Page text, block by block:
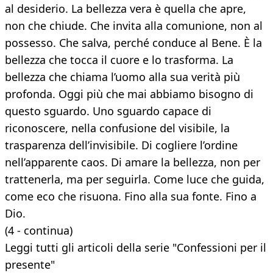
al desiderio. La bellezza vera è quella che apre,
non che chiude. Che invita alla comunione, non al
possesso. Che salva, perché conduce al Bene. È la
bellezza che tocca il cuore e lo trasforma. La
bellezza che chiama l’uomo alla sua verità più
profonda. Oggi più che mai abbiamo bisogno di
questo sguardo. Uno sguardo capace di
riconoscere, nella confusione del visibile, la
trasparenza dell’invisibile. Di cogliere l’ordine
nell’apparente caos. Di amare la bellezza, non per
trattenerla, ma per seguirla. Come luce che guida,
come eco che risuona. Fino alla sua fonte. Fino a
Dio.
(4 - continua)
Leggi tutti gli articoli della serie "Confessioni per il
presente"